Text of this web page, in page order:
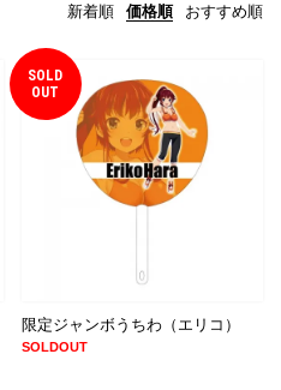
新着順 価格順 おすすめ順
SOLD
OUT
限定ジャンボうちわ（エリコ）
SOLDOUT